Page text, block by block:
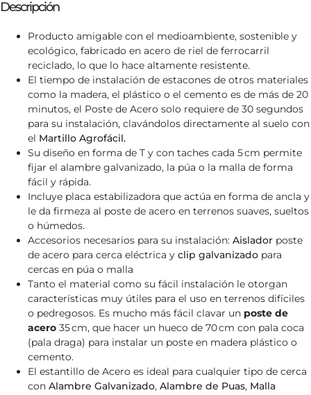
Descripción
Producto amigable con el medioambiente, sostenible y
ecológico, fabricado en acero de riel de ferrocarril
reciclado, lo que lo hace altamente resistente.
El tiempo de instalación de estacones de otros materiales
como la madera, el plástico o el cemento es de más de 20
minutos, el Poste de Acero solo requiere de 30 segundos
para su instalación, clavándolos directamente al suelo con
el Martillo Agrofácil.
Su diseño en forma de T y con taches cada 5 cm permite
fijar el alambre galvanizado, la púa o la malla de forma
fácil y rápida.
Incluye placa estabilizadora que actúa en forma de ancla y
le da firmeza al poste de acero en terrenos suaves, sueltos
o húmedos.
Accesorios necesarios para su instalación: Aislador poste
de acero para cerca eléctrica y clip galvanizado para
cercas en púa o malla
Tanto el material como su fácil instalación le otorgan
características muy útiles para el uso en terrenos difíciles
o pedregosos. Es mucho más fácil clavar un poste de
acero 35 cm, que hacer un hueco de 70 cm con pala coca
(pala draga) para instalar un poste en madera plástico o
cemento.
El estantillo de Acero es ideal para cualquier tipo de cerca
con Alambre Galvanizado, Alambre de Puas, Malla